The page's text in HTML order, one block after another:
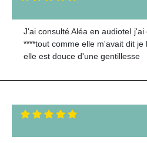
J'ai consulté Aléa en audiotel
****tout comme elle m'avait dit
elle est douce d'une gentillesse